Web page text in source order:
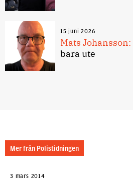
15 juni 2026
Mats Johansson:
bara ute
Mer från Polistidningen
3 mars 2014